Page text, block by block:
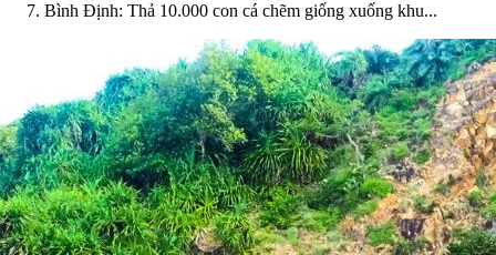
Bình Định: Thả 10.000 con cá chẽm giống xuống khu...